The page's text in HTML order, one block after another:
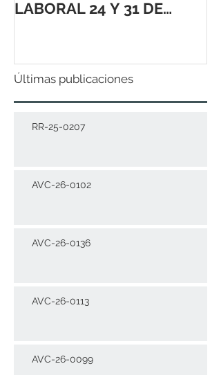
LABORAL 24 Y 31 DE
Últimas publicaciones
RR-25-0207
AVC-26-0102
AVC-26-0136
AVC-26-0113
AVC-26-0099